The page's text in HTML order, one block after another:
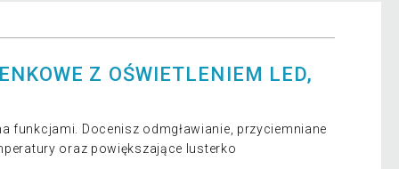
Z OŚWIETLENIEM LED,
funkcjami. Docenisz odmgławianie, przyciemniane
oraz powiększające lusterko